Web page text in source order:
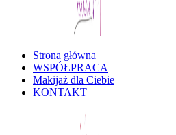
Kobieta Zmienną Jest
Strona główna
WSPÓŁPRACA
Makijaż dla Ciebie
KONTAKT